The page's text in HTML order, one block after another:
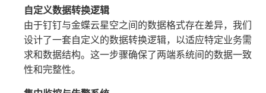
自定义数据转换逻辑
由于钉钉与金蝶云星空之间的数据格式存在差异，我们
设计了一套自定义的数据转换逻辑，以适应特定业务需
求和数据结构。这一步骤确保了两端系统间的数据一致
性和完整性。